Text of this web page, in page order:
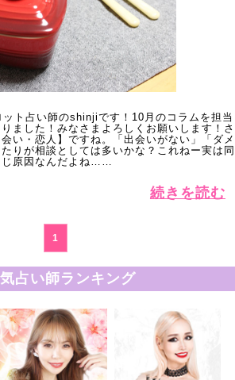
ト占い師のshinjiです！10月のコラムを担当
ました！みなさまよろしくお願いします！さ
い・恋人】ですね。「出会いがない」「ダメ
りが相談としては多いかな？これねー実は同
じ原因なんだよね……
続きを読む
1
占い師ランキング